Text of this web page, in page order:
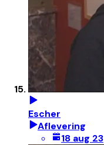
Escher
Aflevering
18 aug 23